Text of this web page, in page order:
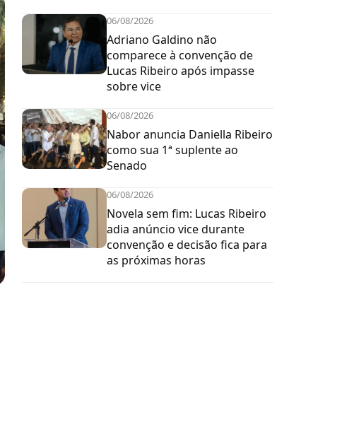
06/08/2026
Adriano Galdino não
comparece à convenção de
Lucas Ribeiro após impasse
sobre vice
06/08/2026
Nabor anuncia Daniella Ribeiro
como sua 1ª suplente ao
Senado
06/08/2026
Novela sem fim: Lucas Ribeiro
adia anúncio vice durante
convenção e decisão fica para
as próximas horas